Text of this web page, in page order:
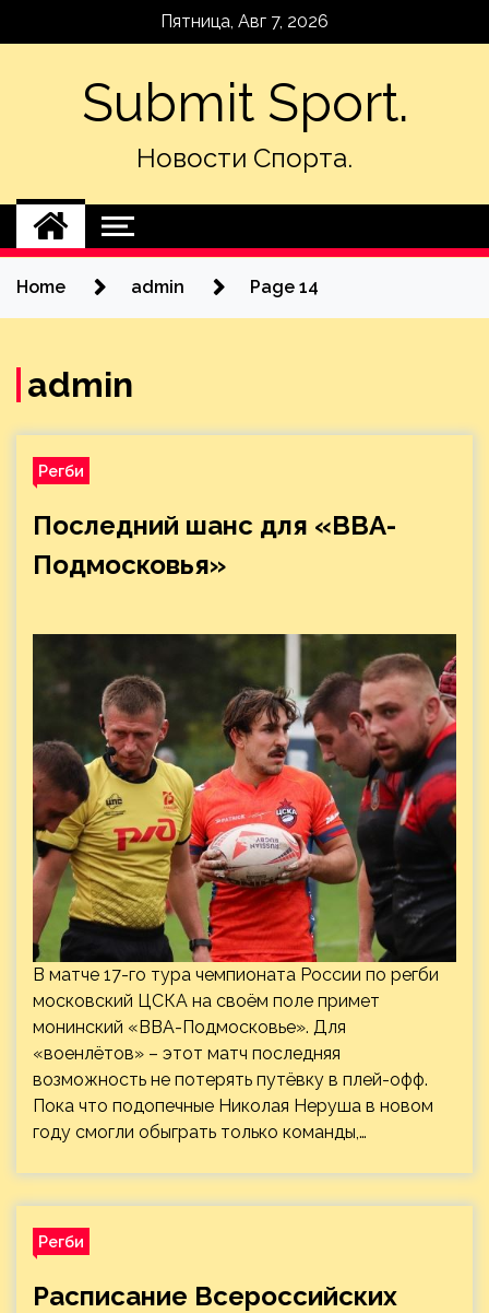
Пятница, Авг 7, 2026
Submit Sport.
Новости Спорта.
Home admin Page 14
admin
Регби
Последний шанс для «ВВА-
Подмосковья»
В матче 17-го тура чемпионата России по регби
московский ЦСКА на своём поле примет
монинский «ВВА-Подмосковье». Для
«военлётов» – этот матч последняя
возможность не потерять путёвку в плей-офф.
Пока что подопечные Николая Неруша в новом
году смогли обыграть только команды,…
Регби
Расписание Всероссийских